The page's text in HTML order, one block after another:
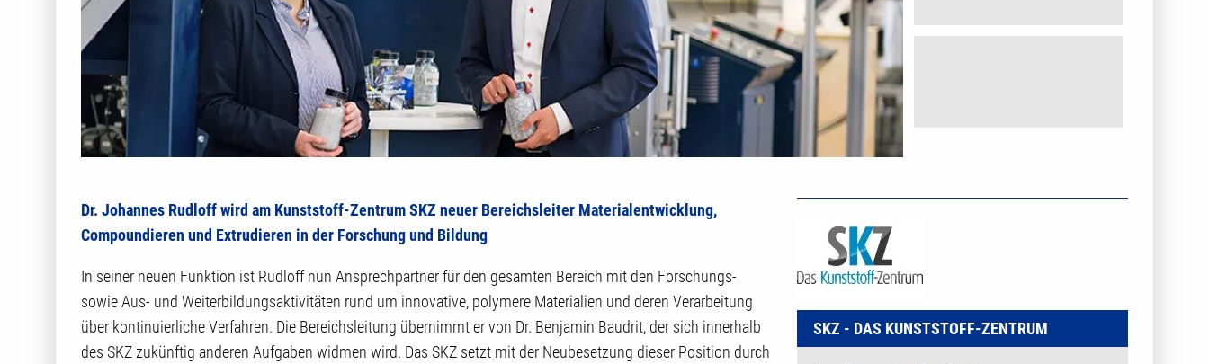
Dr. Johannes Rudloff wird am Kunststoff-Zentrum SKZ neuer Bereichsleiter Materialentwicklung,
Compoundieren und Extrudieren in der Forschung und Bildung
In seiner neuen Funktion ist Rudloff nun Ansprechpartner für den gesamten Bereich mit den Forschungs-
sowie Aus- und Weiterbildungsaktivitäten rund um innovative, polymere Materialien und deren Verarbeitung
über kontinuierliche Verfahren. Die Bereichsleitung übernimmt er von Dr. Benjamin Baudrit, der sich innerhalb
des SKZ zukünftig anderen Aufgaben widmen wird. Das SKZ setzt mit der Neubesetzung dieser Position durch
ZENTRUM
SKZ - DAS KUNSTSTOFF-ZENTRUM